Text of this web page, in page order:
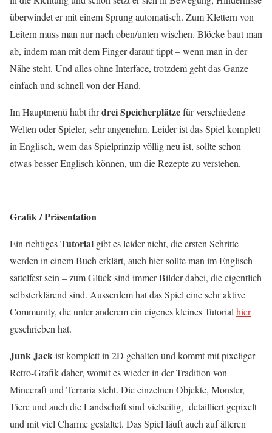
überwindet er mit einem Sprung automatisch. Zum Klettern von
Leitern muss man nur nach oben/unten wischen. Blöcke baut man
ab, indem man mit dem Finger darauf tippt – wenn man in der
Nähe steht. Und alles ohne Interface, trotzdem geht das Ganze
einfach und schnell von der Hand.
Im Hauptmenü habt ihrdrei Speicherplätzefür verschiedene
Welten oder Spieler, sehr angenehm. Leider ist das Spiel komplett
in Englisch, wem das Spielprinzip völlig neu ist, sollte schon
etwas besser Englisch können, um die Rezepte zu verstehen.
Grafik / Präsentation
Ein richtigesTutorial gibt es leider nicht, die ersten Schritte
werden in einem Buch erklärt, auch hier sollte man im Englisch
sattelfest sein – zum Glück sind immer Bilder dabei, die eigentlich
selbsterklärend sind. Ausserdem hat das Spiel eine sehr aktive
Community, die unter anderem ein eigenes kleines Tutorial hier
geschrieben hat.
Junk Jackist komplett in 2D gehalten und kommt mit pixeliger
Retro-Grafik daher, womit es wieder in der Tradition von
Minecraft und Terraria steht. Die einzelnen Objekte, Monster,
Tiere und auch die Landschaft sind vielseitig, detailliert gepixelt
und mit viel Charme gestaltet. Das Spiel läuft auch auf älteren